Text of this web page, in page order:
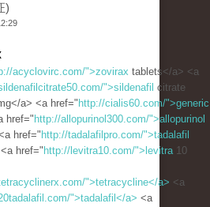
)
acyclovirc.com/">zovirax tablets</a> <a
">sildenafil citrate
a> <a href=" http://cialis60.com/">generic
href=" http://allopurinol300.com/">allopurinol
href=" http://tadalafilpro.com/">tadalafil
href=" http://levitra10.com/">levitra10
">tetracycline</a> <a
">tadalafil</a> <a